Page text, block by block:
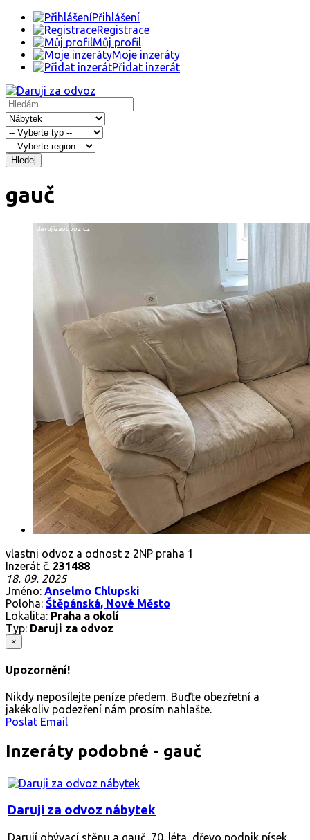
Přihlášení
Registrace
Můj profil
Moje inzeráty
Přidat inzerát
Hledej
gauč
vlastni odvoz a odnost z 2NP praha 1
Inzerát č. 231488
18. 09. 2025
Jméno: Anselmo Chlupski
Poloha: Štěpánská, Nové Město
Lokalita: Praha a okolí
Typ: Daruji za odvoz
×
Upozornění!
Nikdy neposílejte peníze předem. Buďte obezřetní a
jakékoliv podezření nám prosím nahlašte.
Poslat Email
Inzeráty podobné - gauč
Daruji za odvoz nábytek
Darují obývací stěnu a gauč, 70. léta, dřevo podnik písek,